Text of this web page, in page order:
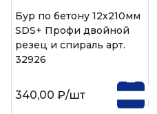
Бур по бетону 12х210мм
SDS+ Профи двойной
резец и спираль арт.
32926
340,00 ₽/шт